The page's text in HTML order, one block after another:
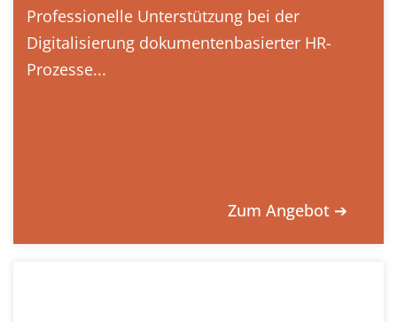
Professionelle Unterstützung bei der
Digitalisierung dokumentenbasierter HR-
Prozesse...
Zum Angebot ➔